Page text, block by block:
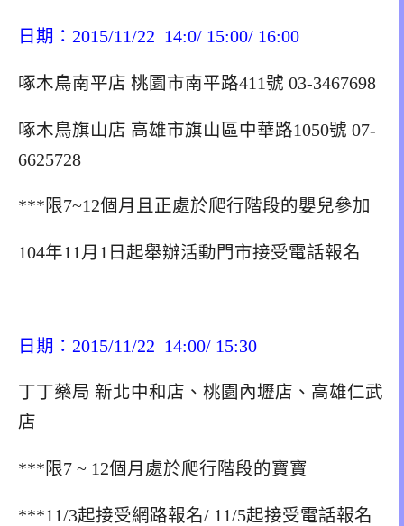
日期：2015/11/22 14:0/ 15:00/ 16:00
啄木鳥南平店 桃園市南平路411號 03-3467698
啄木鳥旗山店 高雄市旗山區中華路1050號 07-
6625728
***限7~12個月且正處於爬行階段的嬰兒參加
104年11月1日起舉辦活動門市接受電話報名
日期：2015/11/22 14:00/ 15:30
丁丁藥局 新北中和店、桃園內壢店、高雄仁武
店
***限7 ~ 12個月處於爬行階段的寶寶
***11/3起接受網路報名/ 11/5起接受電話報名